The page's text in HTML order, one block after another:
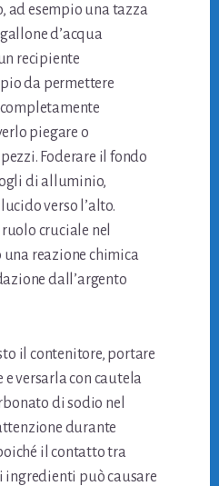
ad esempio una tazza
d’acqua
recipiente
da permettere
piegare o
Foderare il fondo
di alluminio,
verso l’alto.
cruciale nel
reazione chimica
dall’argento
il contenitore, portare
e versarla con cautela
di sodio nel
durante
il contatto tra
ingredienti può causare